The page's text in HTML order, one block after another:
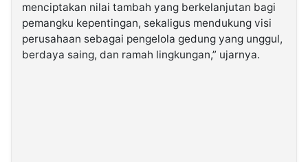
menciptakan nilai tambah yang berkelanjutan bagi
pemangku kepentingan, sekaligus mendukung visi
perusahaan sebagai pengelola gedung yang unggul,
berdaya saing, dan ramah lingkungan,” ujarnya.